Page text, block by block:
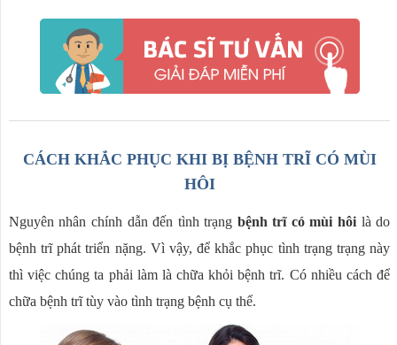
CÁCH KHẮC PHỤC KHI BỊ BỆNH TRĨ CÓ MÙI
HÔI
Nguyên nhân chính dẫn đến tình trạng bệnh trĩ có mùi hôilà do
bệnh trĩ phát triển nặng. Vì vậy, để khắc phục tình trạng trạng này
thì việc chúng ta phải làm là chữa khỏi bệnh trĩ. Có nhiều cách để
chữa bệnh trĩ tùy vào tình trạng bệnh cụ thể.